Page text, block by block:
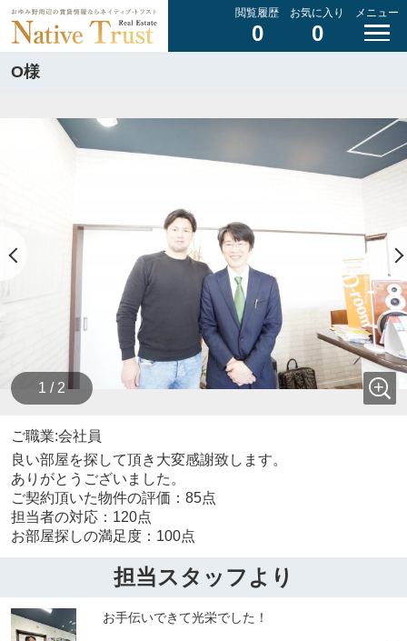
閲覧履歴
0
お気に入り
0
メニュー
O様
1 / 2
ご職業:会社員
良い部屋を探して頂き大変感謝致します。
ありがとうございました。
ご契約頂いた物件の評価：85点
担当者の対応：120点
お部屋探しの満足度：100点
担当スタッフより
お手伝いできて光栄でした！